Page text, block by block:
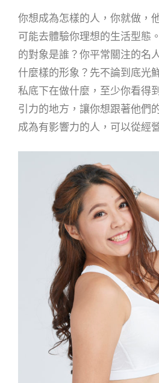
你想成為怎樣的人，你就做，
可能去體驗你理想的生活型態
的對象是誰？你平常關注的名
什麼樣的形象？先不論到底光
私底下在做什麼，至少你看得
引力的地方，讓你想跟著他們
成為有影響力的人，可以從經